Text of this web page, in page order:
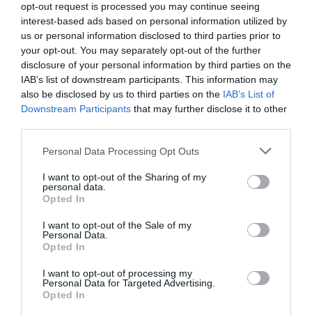
opt-out request is processed you may continue seeing
interest-based ads based on personal information utilized by
us or personal information disclosed to third parties prior to
your opt-out. You may separately opt-out of the further
disclosure of your personal information by third parties on the
IAB’s list of downstream participants. This information may
also be disclosed by us to third parties on the IAB’s List of
Downstream Participants that may further disclose it to other
Please note that this website/app uses one or more Google
not limited to your visit or usage behaviour. You may click to
grant or deny consent to Google and its third-party tags to
use your data for below specified purposes in below Google
consent section.
Personal Data Processing Opt Outs
I want to opt-out of the Sharing of my
personal data.
Opted In
I want to opt-out of the Sale of my
Personal Data.
Opted In
I want to opt-out of processing my
Personal Data for Targeted Advertising.
Opted In
ΣΧΟΛΙΑ